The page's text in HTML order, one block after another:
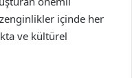
içinde her
ve kültürel